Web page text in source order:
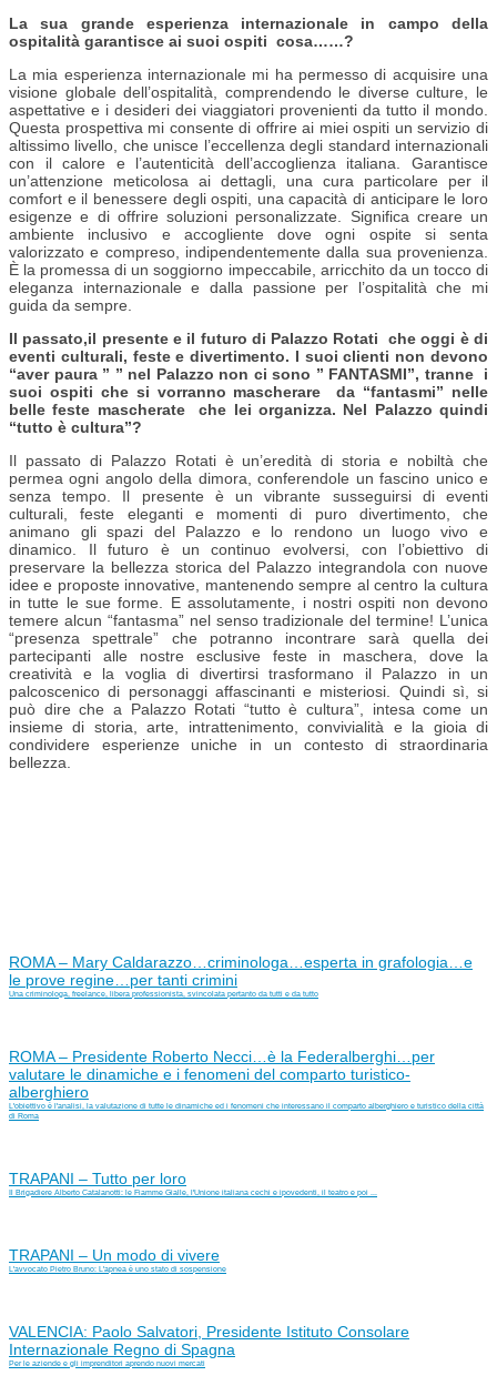
La sua grande esperienza internazionale in campo della
ospitalità garantisce ai suoi ospiti cosa……?
La mia esperienza internazionale mi ha permesso di acquisire una
visione globale dell’ospitalità, comprendendo le diverse culture, le
aspettative e i desideri dei viaggiatori provenienti da tutto il mondo.
Questa prospettiva mi consente di offrire ai miei ospiti un servizio di
altissimo livello, che unisce l’eccellenza degli standard internazionali
con il calore e l’autenticità dell’accoglienza italiana. Garantisce
un’attenzione meticolosa ai dettagli, una cura particolare per il
comfort e il benessere degli ospiti, una capacità di anticipare le loro
esigenze e di offrire soluzioni personalizzate. Significa creare un
ambiente inclusivo e accogliente dove ogni ospite si senta
valorizzato e compreso, indipendentemente dalla sua provenienza.
È la promessa di un soggiorno impeccabile, arricchito da un tocco di
eleganza internazionale e dalla passione per l’ospitalità che mi
guida da sempre.
Il passato,il presente e il futuro di Palazzo Rotati che oggi è di
eventi culturali, feste e divertimento. I suoi clienti non devono
“aver paura ” ” nel Palazzo non ci sono ” FANTASMI”, tranne i
suoi ospiti che si vorranno mascherare da “fantasmi” nelle
belle feste mascherate che lei organizza. Nel Palazzo quindi
“tutto è cultura”?
Il passato di Palazzo Rotati è un’eredità di storia e nobiltà che
permea ogni angolo della dimora, conferendole un fascino unico e
senza tempo. Il presente è un vibrante susseguirsi di eventi
culturali, feste eleganti e momenti di puro divertimento, che
animano gli spazi del Palazzo e lo rendono un luogo vivo e
dinamico. Il futuro è un continuo evolversi, con l’obiettivo di
preservare la bellezza storica del Palazzo integrandola con nuove
idee e proposte innovative, mantenendo sempre al centro la cultura
in tutte le sue forme. E assolutamente, i nostri ospiti non devono
temere alcun “fantasma” nel senso tradizionale del termine! L’unica
“presenza spettrale” che potranno incontrare sarà quella dei
partecipanti alle nostre esclusive feste in maschera, dove la
creatività e la voglia di divertirsi trasformano il Palazzo in un
palcoscenico di personaggi affascinanti e misteriosi. Quindi sì, si
può dire che a Palazzo Rotati “tutto è cultura”, intesa come un
insieme di storia, arte, intrattenimento, convivialità e la gioia di
condividere esperienze uniche in un contesto di straordinaria
bellezza.
ROMA – Mary Caldarazzo…criminologa…esperta in grafologia…e
le prove regine…per tanti crimini
Una criminologa, freelance, libera professionista, svincolata pertanto da tutti e da tutto
ROMA – Presidente Roberto Necci…è la Federalberghi…per
valutare le dinamiche e i fenomeni del comparto turistico-
alberghiero
L'obiettivo è l'analisi, la valutazione di tutte le dinamiche ed i fenomeni che interessano il comparto alberghiero e turistico della città
di Roma
TRAPANI – Tutto per loro
Il Brigadiere Alberto Catalanotti: le Fiamme Gialle, l'Unione italiana cechi e ipovedenti, il teatro e poi ...
TRAPANI – Un modo di vivere
L'avvocato Pietro Bruno: L'apnea è uno stato di sospensione
VALENCIA: Paolo Salvatori, Presidente Istituto Consolare
Internazionale Regno di Spagna
Per le aziende e gli imprenditori aprendo nuovi mercati